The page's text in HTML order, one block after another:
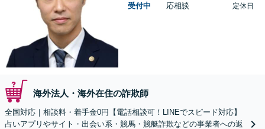
受付中
応相談
定休日
海外法人・海外在住の詐欺師
全国対応｜相談料・着手金0円【電話相談可！LINEでスピード対応】
占いアプリやサイト・出会い系・競馬・競艇詐欺などの事業者への返